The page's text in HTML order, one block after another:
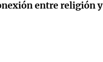
entre religión y